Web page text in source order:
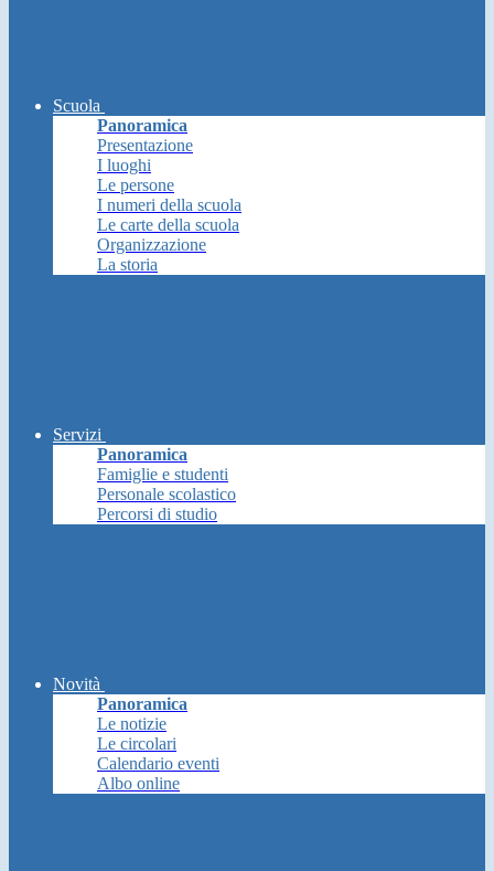
Scuola
Panoramica
Presentazione
I luoghi
Le persone
I numeri della scuola
Le carte della scuola
Organizzazione
La storia
Servizi
Panoramica
Famiglie e studenti
Personale scolastico
Percorsi di studio
Novità
Panoramica
Le notizie
Le circolari
Calendario eventi
Albo online